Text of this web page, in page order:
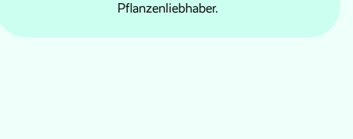
Pflanzenliebhaber.